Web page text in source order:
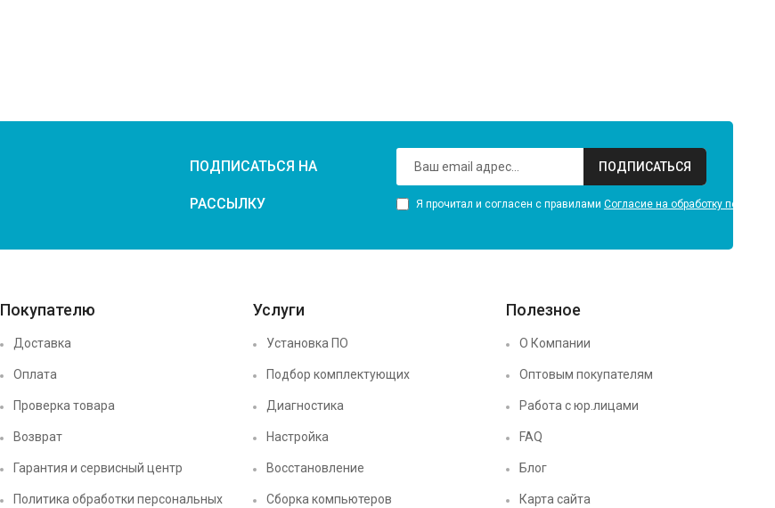
ПОДПИСАТЬСЯ НА
РАССЫЛКУ
ПОДПИСАТЬСЯ
Я прочитал и согласен с правилами Согласие на обработку
Покупателю
Доставка
Оплата
Проверка товара
Возврат
Гарантия и сервисный центр
Политика обработки персональных
Услуги
Установка ПО
Подбор комплектующих
Диагностика
Настройка
Восстановление
Сборка компьютеров
Полезное
О Компании
Оптовым покупателям
Работа с юр.лицами
FAQ
Блог
Карта сайта